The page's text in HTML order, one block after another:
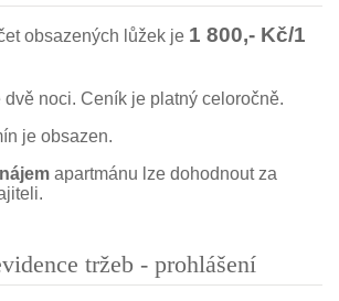
obsazených lůžek je 1 800,- Kč/1
dvě noci. Ceník je platný celoročně.
je obsazen.
apartmánu lze dohodnout za
tržeb - prohlášení